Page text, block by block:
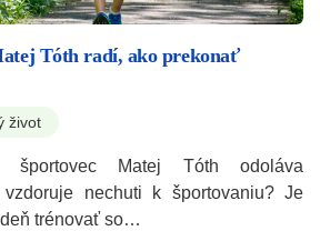
Tóth radí, ako prekonať
život
športovec Matej Tóth odoláva
nechuti k športovaniu? Je
trénovať so…